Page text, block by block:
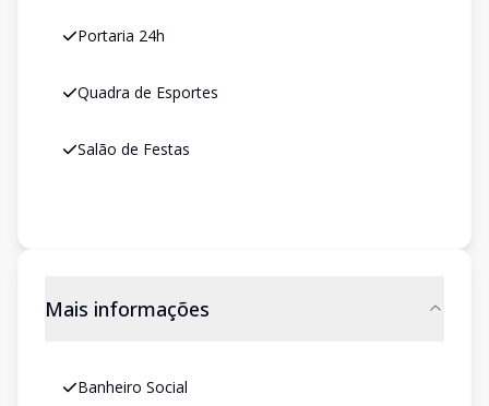
Portaria 24h
Quadra de Esportes
Salão de Festas
Mais informações
Banheiro Social